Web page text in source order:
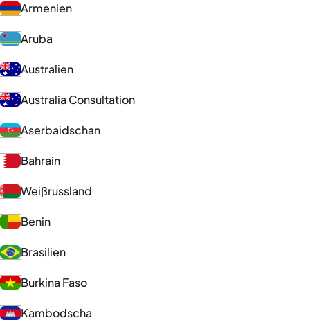
Armenien
Aruba
Australien
Australia Consultation
Aserbaidschan
Bahrain
Weißrussland
Benin
Brasilien
Burkina Faso
Kambodscha